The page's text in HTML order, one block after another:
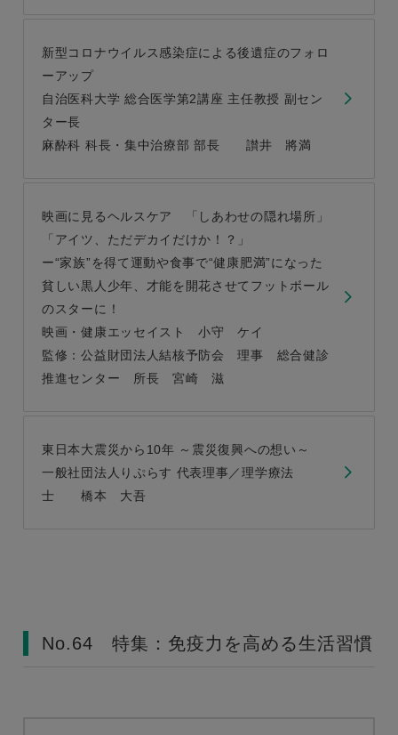
新型コロナウイルス感染症による後遺症のフォロ
ーアップ
自治医科大学 総合医学第2講座 主任教授 副セン
ター長
麻酔科 科長・集中治療部 部長 讃井 將満
映画に見るヘルスケア 「しあわせの隠れ場所」
「アイツ、ただデカイだけか！？」
ー“家族”を得て運動や食事で“健康肥満”になった
貧しい黒人少年、才能を開花させてフットボール
のスターに！
映画・健康エッセイスト 小守 ケイ
監修：公益財団法人結核予防会 理事 総合健診
推進センター 所長 宮崎 滋
東日本大震災から10年 ～震災復興への想い～
一般社団法人りぷらす 代表理事／理学療法
士 橋本 大吾
No.64 特集：免疫力を高める生活習慣